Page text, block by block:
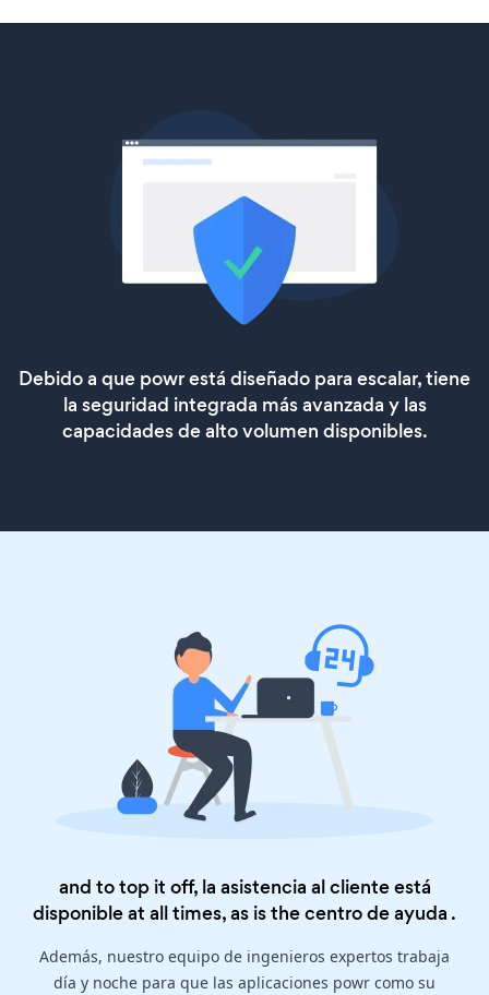
Debido a que powr está diseñado para escalar, tiene
la seguridad integrada más avanzada y las
capacidades de alto volumen disponibles.
and to top it off, la asistencia al cliente está
disponible at all times, as is thecentro de ayuda .
Además, nuestro equipo de ingenieros expertos trabaja
día y noche para que las aplicaciones powr como su